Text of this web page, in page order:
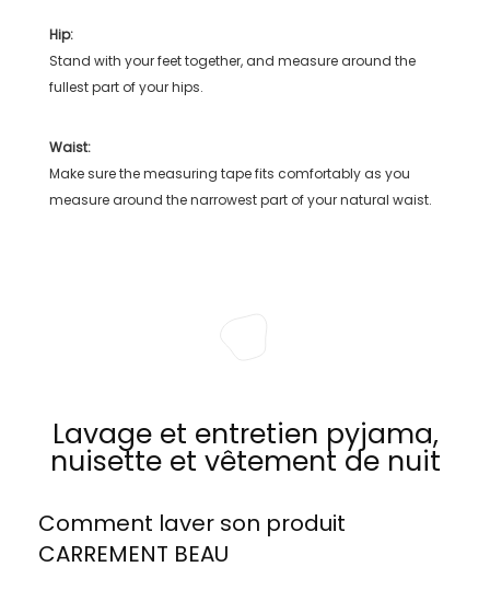
Hip:
Stand with your feet together, and measure around the
fullest part of your hips.
Waist:
Make sure the measuring tape fits comfortably as you
measure around the narrowest part of your natural waist.
Lavage et entretien pyjama,
nuisette et vêtement de nuit
Comment laver son produit
CARREMENT BEAU